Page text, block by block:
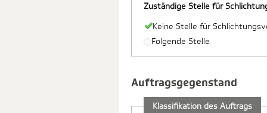
Zuständige Stelle für
Keine Stelle für
Folgende Stelle
Auftragsgegenstand
Klassifikation des Auftrags